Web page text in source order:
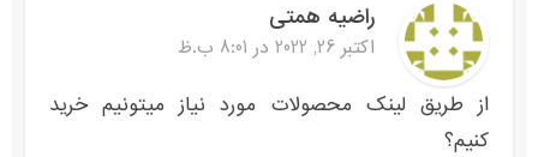
راضیه همتی
اکتبر 26, 2022 در 8:01 ب.ظ
از طریق لینک محصولات مورد نیاز میتونیم خرید‌
کنیم؟